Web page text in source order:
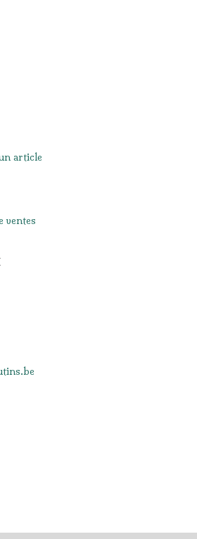
article
ventes